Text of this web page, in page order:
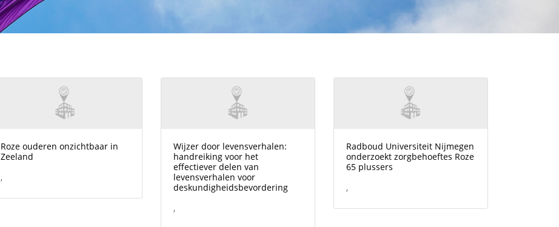
Roze ouderen onzichtbaar in
Zeeland
,
Wijzer door levensverhalen:
handreiking voor het
effectiever delen van
levensverhalen voor
deskundigheidsbevordering
,
Radboud Universiteit Nijmegen
onderzoekt zorgbehoeftes Roze
65 plussers
,